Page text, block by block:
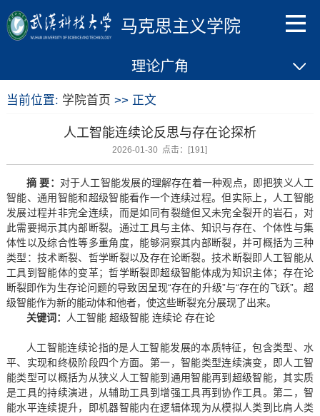
马克思主义学院
理论广角
当前位置: 学院首页 >> 正文
人工智能连续论反思与存在论探析
2026-01-30 点击：[191]
摘 要： 对于人工智能发展的理解存在着一种观点，即把狭义人工
智能、通用智能和超级智能看作一个连续过程。但实际上，人工智能
发展过程并非完全连续，而是如同有裂缝但又未完全裂开的岩石，对
此需要揭示其内部断裂。通过工具与主体、知识与存在、个体性与集
体性以及综合性等多重角度，能够洞察其内部断裂，并可概括为三种
类型：技术断裂、哲学断裂以及存在论断裂。技术断裂即人工智能从
工具到智能体的变革；哲学断裂即超级智能体成为知识主体；存在论
断裂即作为生存论问题的导致因呈现“存在的升级”与“存在的飞跃”。超
级智能作为新的能动体和他者，使这些断裂充分展现了出来。
关键词： 人工智能 超级智能 连续论 存在论
人工智能连续论指的是人工智能发展的本质特征，包含类型、水
平、实现和终极阶段四个方面。第一，智能类型连续演变，即人工智
能类型可以概括为从狭义人工智能到通用智能再到超级智能，其实质
是工具的持续演进，从辅助工具到增强工具再到协作工具。第二，智
能水平连续提升，即机器智能内在逻辑体现为从模拟人类到比肩人类